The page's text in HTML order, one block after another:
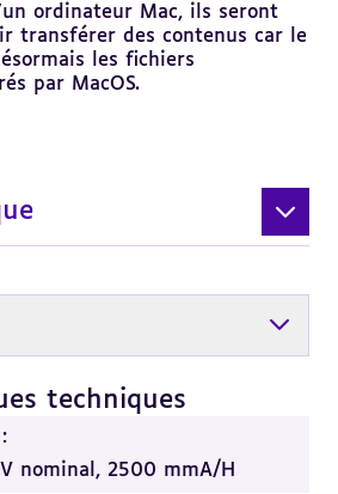
ordinateur Mac, ils seront
transférer des contenus car le
les fichiers
par MacOS.
techniques
nominal, 2500 mmA/H